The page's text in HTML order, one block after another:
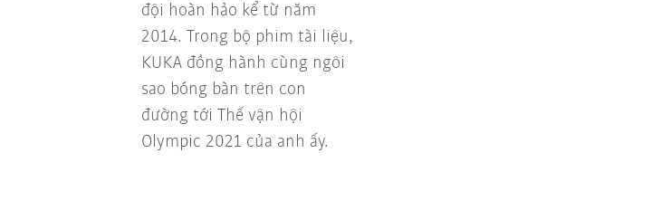
đội hoàn hảo kể từ năm
2014. Trong bộ phim tài liệu,
KUKA đồng hành cùng ngôi
sao bóng bàn trên con
đường tới Thế vận hội
Olympic 2021 của anh ấy.